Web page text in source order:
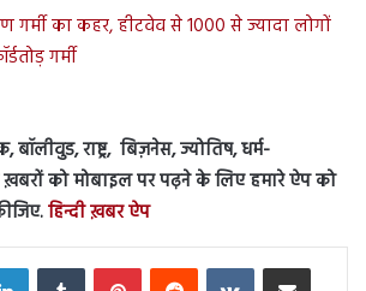
गर्मी का कहर, हीटवेव से 1000 से ज्यादा लोगों
गर्मी
बॉलीवुड, राष्ट्र, बिज़नेस, ज्योतिष, धर्म-
को मोबाइल पर पढ़ने के लिए हमारे ऐप को
हिन्दी ख़बर ऐप
LinkedInTumblr PinterestReddit VKontakteShare via Email